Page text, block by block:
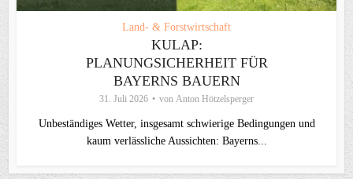
Land- & Forstwirtschaft
KULAP:
PLANUNGSICHERHEIT FÜR
BAYERNS BAUERN
31. Juli 2026 von Anton Hötzelsperger
Unbeständiges Wetter, insgesamt schwierige Bedingungen und
kaum verlässliche Aussichten: Bayerns...